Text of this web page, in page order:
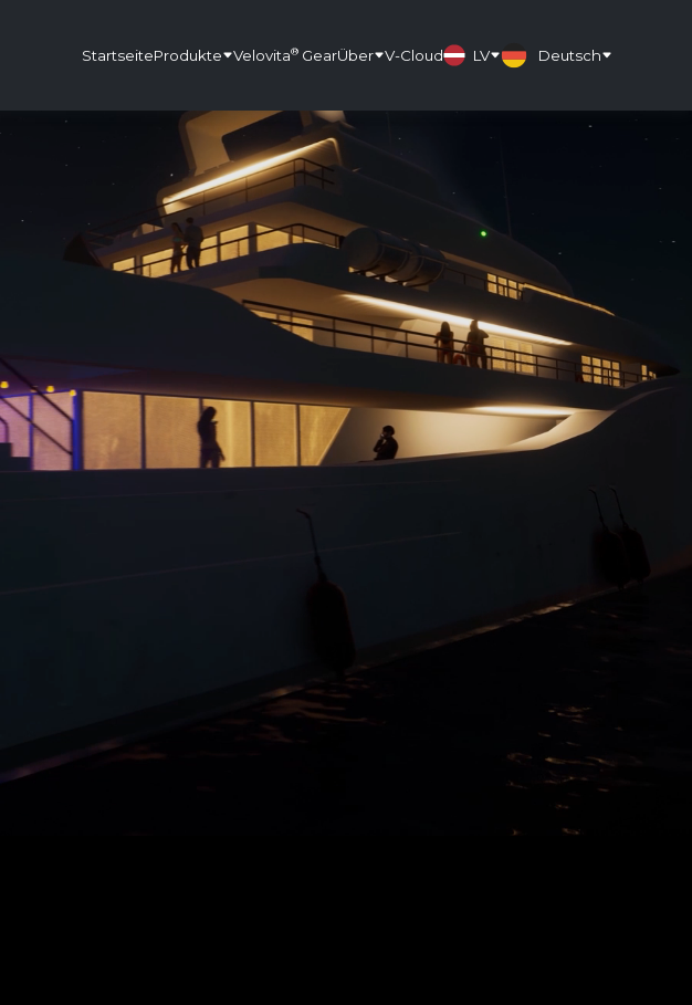
StartseiteProdukte Velovita® GearÜber V-Cloud LV Deutsch